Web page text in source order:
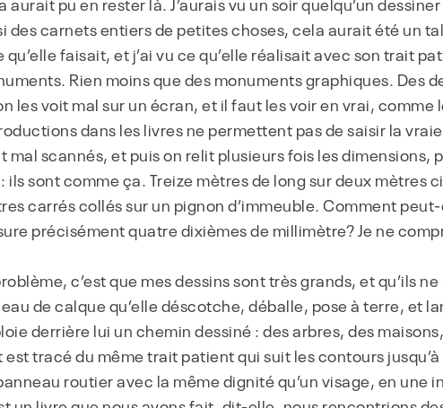
des carnets entiers de petites choses, cela aurait été un
qu’elle faisait, et j’ai vu ce qu’elle réalisait avec son trait
Rien moins que des monuments graphiques. Des
les voit mal sur un écran, et il faut les voir en vrai,
dans les livres ne permettent pas de saisir la
mal scannés, et puis on relit plusieurs fois les dimensions,
ils sont comme ça. Treize mètres de long sur deux
carrés collés sur un pignon d’immeuble. Comment
précisément quatre dixièmes de millimètre? Je ne
c’est que mes dessins sont très grands, et qu’ils
de calque qu’elle déscotche, déballe, pose à terre, et
derrière lui un chemin dessiné : des arbres, des
est tracé du même trait patient qui suit les contours
routier avec la même dignité qu’un visage, en une